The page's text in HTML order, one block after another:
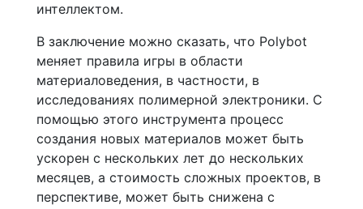
интеллектом.
В заключение можно сказать, что Polybot
меняет правила игры в области
материаловедения, в частности, в
исследованиях полимерной электроники. С
помощью этого инструмента процесс
создания новых материалов может быть
ускорен с нескольких лет до нескольких
месяцев, а стоимость сложных проектов, в
перспективе, может быть снижена с